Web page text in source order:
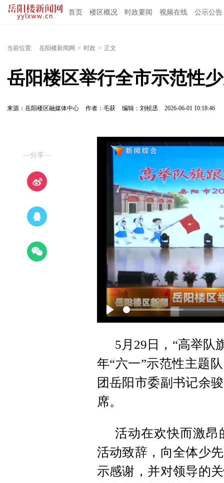
首页 楼区概况 时政要闻 视频在线 公示公告
当前位置: 岳阳楼新闻网 > 时政 > 正文
岳阳楼区举行全市示范性
来源：岳阳楼区融媒体中心 作者：毛获 编辑：刘桢丞 2026-06-01 10:18:46
—分享—
Play
5月29日，“高举队
年“六一”示范性主题
团岳阳市委副书记余
席。
活动在欢快而激昂
活动致辞，向全体少
示感谢，并对领导的